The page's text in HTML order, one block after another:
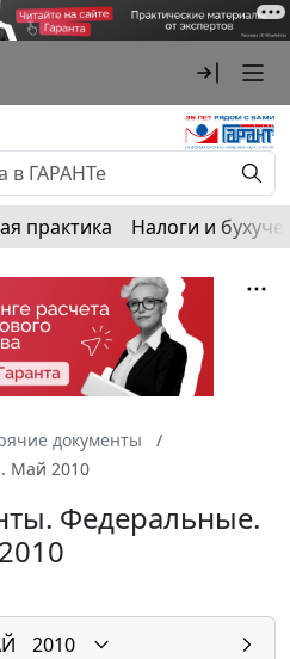
практика Налоги и
документы
Май 2010
Федеральные.
2010